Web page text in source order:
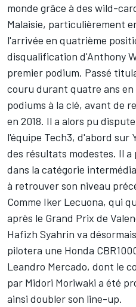
monde grâce à des wild-
Malaisie, particulièrement
l'arrivée en quatrième
disqualification d'Anthony
premier podium. Passé
couru durant quatre ans
podiums à la clé, avant de
en 2018. Il a alors pu
l'équipe Tech3, d'abord sur
des résultats modestes. Il
dans la catégorie
à retrouver son niveau
Comme Iker Lecuona, qui
après le Grand Prix de
Hafizh Syahrin va
pilotera une Honda
Leandro Mercado, dont le
par Midori Moriwaki a été
ainsi doubler son line-up.